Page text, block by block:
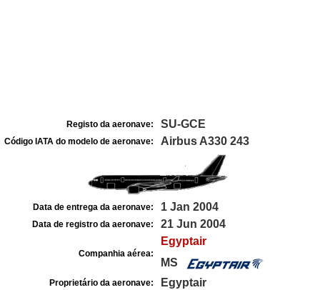
Registo da aeronave: SU-GCE
Código IATA do modelo de aeronave: Airbus A330 243
Data de entrega da aeronave: 1 Jan 2004
Data de registro da aeronave: 21 Jun 2004
Companhia aérea:
Egyptair
MS
Proprietário da aeronave: Egyptair